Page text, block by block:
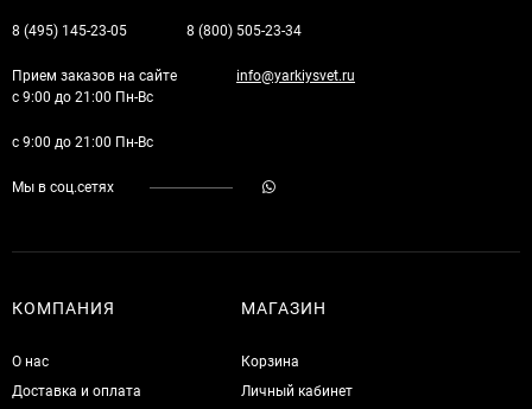
8 (495) 145-23-05 8 (800) 505-23-34
Прием заказов на сайте
с 9:00 до 21:00 Пн-Вс
info@yarkiysvet.ru
с 9:00 до 21:00 Пн-Вс
Мы в соц.сетях
КОМПАНИЯ
О нас
Доставка и оплата
МАГАЗИН
Корзина
Личный кабинет